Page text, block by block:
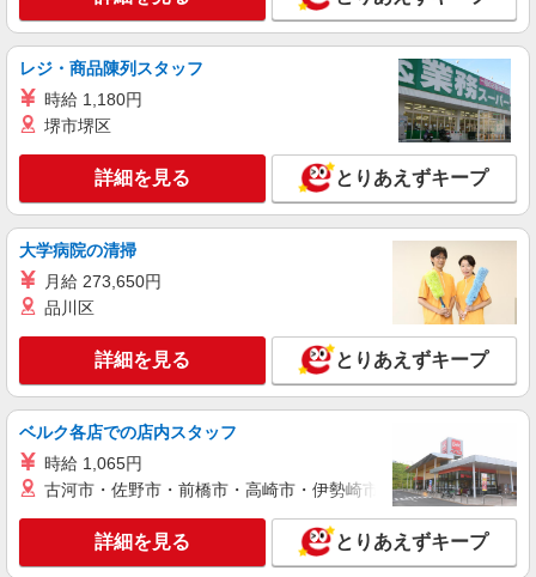
時給1290円〜1440円 ※経験等による ★早朝時
給（5:00〜8:00）時給＋100円 ★希望収入があり
ましたら、ご相談いただければ希望条件に合うか
の確認もいたします。 ★時間外手当別途支給 ★上
記金額は働きがい向上手当を含みます。 ★働きが
い向上手当※26年6月改定（地域により異なる）
社会保険加入者は更に＋50円
東京都調布市仙川町3丁目2-9
詳細を見る
パート
コンパスグループ・ジャパン株式会社 39369_p
調理師【アルバイト・パート】
(試用期間2ヶ月) 残業が発生した場合、残業代を1
グランダ深大寺 （東京都調布市佐須町2丁目
30-2）
キープ 詳細を見る
コンパスグループ・ジャパン株式会社 21698_p
調理員【アルバイト・パート】
時給1,600円〜2,000円 試用期間中 時給1,600
円〜2,000円(試用期間2ヶ月) 22:00〜23:00 時給
2,000円以上 残業が発生した場合、残業代を1分単
レジ・商品陳列スタッフ
時給 1,180円
堺市堺区
詳細を見る とりあえずキープ
大学病院の清掃
月給 273,650円
品川区
詳細を見る とりあえずキープ
ベルク各店での店内スタッフ
時給 1,065円
古河市・佐野市・前橋市・高崎市・伊勢崎市・太田市・館林市
詳細を見る とりあえずキープ